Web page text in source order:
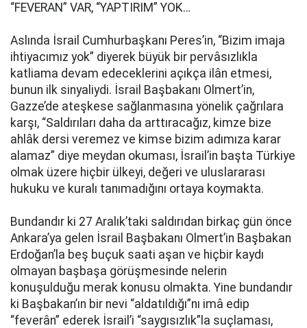
“FEVERAN” VAR, “YAPTIRIM” YOK…
Aslında İsrail Cumhurbaşkanı Peres’in, “Bizim imaja
ihtiyacımız yok” diyerek büyük bir pervâsızlıkla
katliama devam edeceklerini açıkça ilân etmesi,
bunun ilk sinyaliydi. İsrail Başbakanı Olmert’in,
Gazze’de ateşkese sağlanmasına yönelik çağrılara
karşı, “Saldırıları daha da arttıracağız, kimze bize
ahlâk dersi veremez ve kimse bizim adımıza karar
alamaz” diye meydan okuması, İsrail’in başta Türkiye
olmak üzere hiçbir ülkeyi, değeri ve uluslararası
hukuku ve kuralı tanımadığını ortaya koymakta.
Bundandır ki 27 Aralık’taki saldırıdan birkaç gün önce
Ankara’ya gelen İsrail Başbakanı Olmert’in Başbakan
Erdoğan’la beş buçuk saati aşan ve hiçbir kaydı
olmayan başbaşa görüşmesinde nelerin
konuşulduğu merak konusu olmakta. Yine bundandır
ki Başbakan’ın bir nevi “aldatıldığı”nı imâ edip
“feverân” ederek İsrail’i “saygısızlık”la suçlaması,